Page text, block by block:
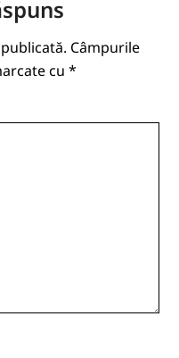
Câmpurile
cu *